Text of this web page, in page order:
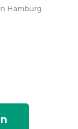
Hamburg